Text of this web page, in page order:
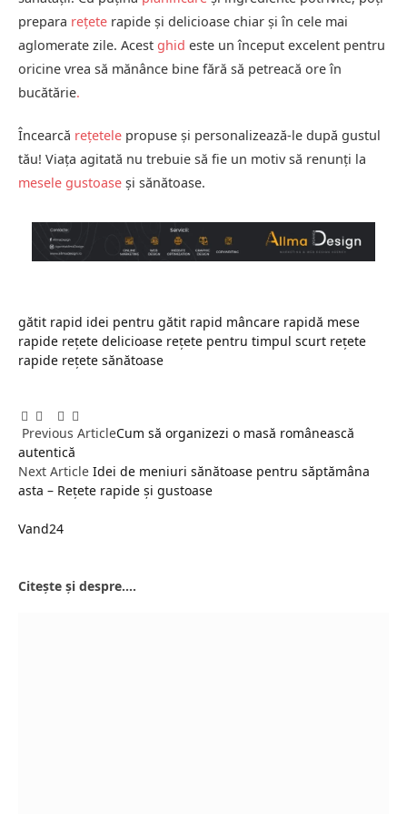
prepara rețete rapide și delicioase chiar și în cele mai
aglomerate zile. Acest ghid este un început excelent pentru
oricine vrea să mănânce bine fără să petreacă ore în
bucătărie.
Încearcă rețetele propuse și personalizează-le după gustul
tău! Viața agitată nu trebuie să fie un motiv să renunți la
mesele gustoase și sănătoase.
gătit rapid idei pentru gătit rapid mâncare rapidă mese
rapide rețete delicioase rețete pentru timpul scurt rețete
rapide rețete sănătoase
Facebook
Twitter
Pinterest
LinkedIn
Tumblr
Previous ArticleCum să organizezi o masă românească
autentică
Next Article Idei de meniuri sănătoase pentru săptămâna
asta – Rețete rapide și gustoase
Vand24
Citește și despre....